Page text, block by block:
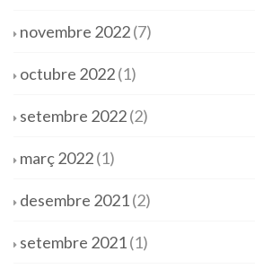
novembre 2022(7)
octubre 2022(1)
setembre 2022(2)
març 2022(1)
desembre 2021(2)
setembre 2021(1)